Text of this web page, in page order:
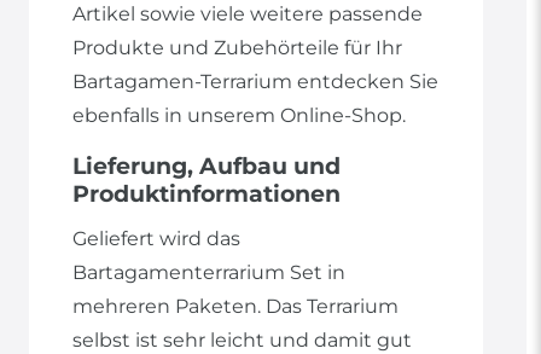
Artikel sowie viele weitere passende
Produkte und Zubehörteile für Ihr
Bartagamen-Terrarium entdecken Sie
ebenfalls in unserem Online-Shop.
Lieferung, Aufbau und
Produktinformationen
Geliefert wird das
Bartagamenterrarium Set in
mehreren Paketen. Das Terrarium
selbst ist sehr leicht und damit gut